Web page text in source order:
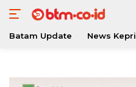
konten
Batam Update News Kepri